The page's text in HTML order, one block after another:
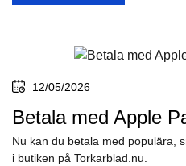
12/05/2026
Betala med Apple
Nu kan du betala med populära,
i butiken på Torkarblad.nu.